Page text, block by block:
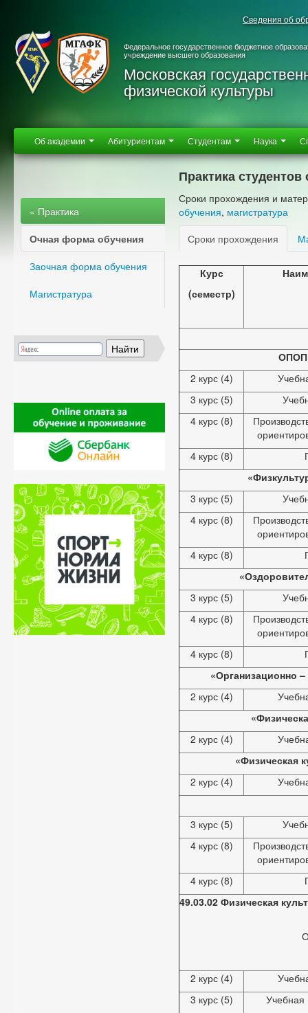
Сведения об
Федеральное государственное бюджетное
учреждение высшего образования
Московская
физической культуры
Об академии Абитуриентам Студентам Наука
« Практика
Очная форма обучения
Заочная форма обучения
Магистратура
Практика
Сроки прохождения и
обучения, магистратура
Сроки прохождения
Курс
(семестр)
ОПОП:
2 курс (4)
3 курс (5)
4 курс (8)
4 курс (8)
3 курс (5)
4 курс (8)
4 курс (8)
3 курс (5)
4 курс (8)
4 курс (8)
«Организационно
2 курс (4)
2 курс (4)
«Физическая
2 курс (4)
3 курс (5)
4 курс (8)
4 курс (8)
49.03.02 Физическая
2 курс (4)
3 курс (5)
Учебная